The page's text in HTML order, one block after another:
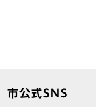
市公式SNS